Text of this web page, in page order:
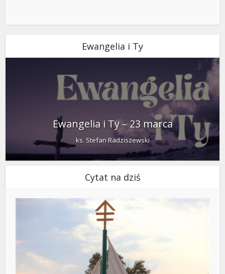
Ewangelia i Ty
Ewangelia i Ty – 23 marca
ks. Stefan Radziszewski
Cytat na dziś